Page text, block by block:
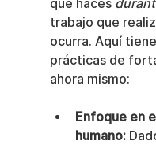
que haces
trabajo que
ocurra. Aquí
prácticas de
ahora mismo:
Enfoque en
humano: